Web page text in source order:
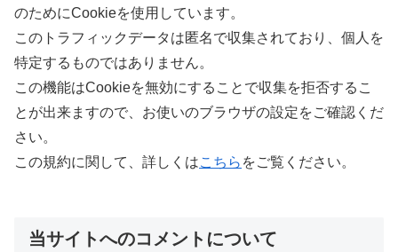
のためにCookieを使用しています。
このトラフィックデータは匿名で収集されており、個人を
特定するものではありません。
この機能はCookieを無効にすることで収集を拒否するこ
とが出来ますので、お使いのブラウザの設定をご確認くだ
さい。
この規約に関して、詳しくはこちら をご覧ください。
当サイトへのコメントについて